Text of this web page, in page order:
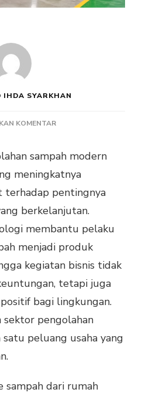
IHDA SYARKHAN
KOMENTARPADA
PENGOLAHAN
SAMPAH
YANG
MENJANJIKAN
ERA
BERKELANJUTAN
sampah modern
meningkatnya
terhadap pentingnya
berkelanjutan.
membantu pelaku
menjadi produk
kegiatan bisnis tidak
tetapi juga
bagi lingkungan.
sektor pengolahan
satu peluang usaha yang
sampah dari rumah